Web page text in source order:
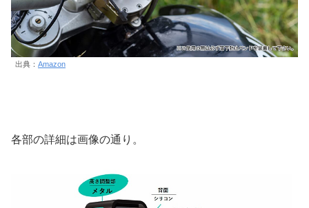
出典： Amazon
各部の詳細は画像の通り。